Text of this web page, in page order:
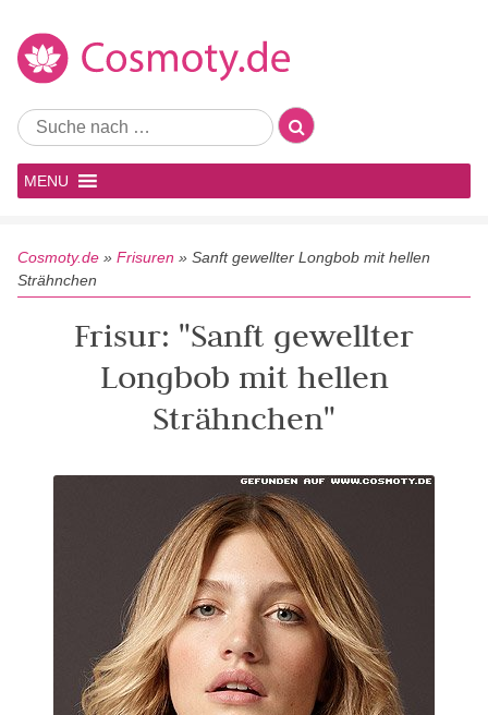
MENU
Cosmoty.de » Frisuren » Sanft gewellter Longbob mit hellen
Strähnchen
Frisur: "Sanft gewellter
Longbob mit hellen
Strähnchen"